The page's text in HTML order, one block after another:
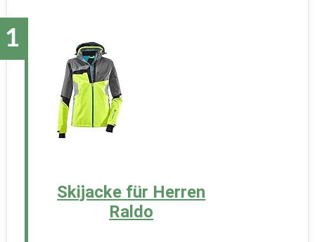
Skijacke für Herren
Raldo